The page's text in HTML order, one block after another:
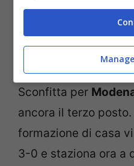
posta. Bergamo
convincente vittoria
Sconfitta per
ancora il terzo
formazione di casa
3-0 e staziona ora a